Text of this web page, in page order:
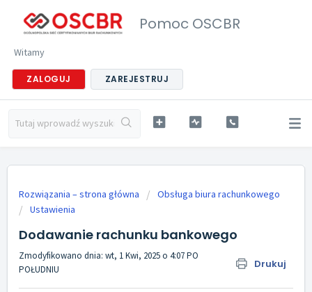
Pomoc OSCBR
Witamy
ZALOGUJ ZAREJESTRUJ
Rozwiązania – strona główna
Obsługa biura rachunkowego
Ustawienia
Dodawanie rachunku bankowego
Drukuj
Zmodyfikowano dnia: wt, 1 Kwi, 2025 o 4:07 PO
POŁUDNIU